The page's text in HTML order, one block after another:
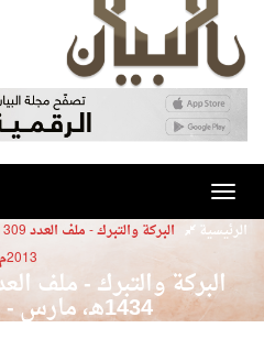
Toggle
navigationالرئيسية
2013م
1434هـ، مارس - إبريل 2013م